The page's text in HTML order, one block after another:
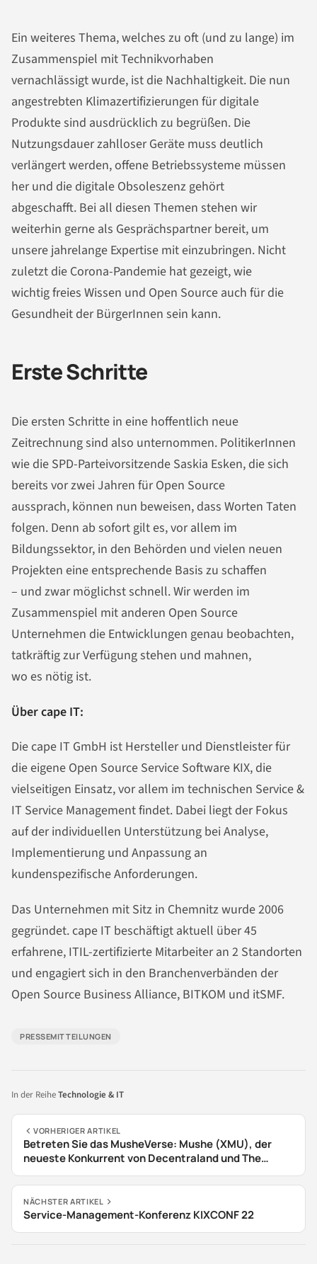
Ein weiteres Thema, welches zu oft (und zu lange) im
Zusammenspiel mit Technikvorhaben
vernachlässigt wurde, ist die Nachhaltigkeit. Die nun
angestrebten Klimazertifizierungen für digitale
Produkte sind ausdrücklich zu begrüßen. Die
Nutzungsdauer zahlloser Geräte muss deutlich
verlängert werden, offene Betriebssysteme müssen
her und die digitale Obsoleszenz gehört
abgeschafft. Bei all diesen Themen stehen wir
weiterhin gerne als Gesprächspartner bereit, um
unsere jahrelange Expertise mit einzubringen. Nicht
zuletzt die Corona-Pandemie hat gezeigt, wie
wichtig freies Wissen und Open Source auch für die
Gesundheit der BürgerInnen sein kann.
Erste Schritte
Die ersten Schritte in eine hoffentlich neue
Zeitrechnung sind also unternommen. PolitikerInnen
wie die SPD-Parteivorsitzende Saskia Esken, die sich
bereits vor zwei Jahren für Open Source
aussprach, können nun beweisen, dass Worten Taten
folgen. Denn ab sofort gilt es, vor allem im
Bildungssektor, in den Behörden und vielen neuen
Projekten eine entsprechende Basis zu schaffen
– und zwar möglichst schnell. Wir werden im
Zusammenspiel mit anderen Open Source
Unternehmen die Entwicklungen genau beobachten,
tatkräftig zur Verfügung stehen und mahnen,
wo es nötig ist.
Über cape IT:
Die cape IT GmbH ist Hersteller und Dienstleister für
die eigene Open Source Service Software KIX, die
vielseitigen Einsatz, vor allem im technischen Service &
IT Service Management findet. Dabei liegt der Fokus
auf der individuellen Unterstützung bei Analyse,
Implementierung und Anpassung an
kundenspezifische Anforderungen.
Das Unternehmen mit Sitz in Chemnitz wurde 2006
gegründet. cape IT beschäftigt aktuell über 45
erfahrene, ITIL-zertifizierte Mitarbeiter an 2 Standorten
und engagiert sich in den Branchenverbänden der
Open Source Business Alliance, BITKOM und itSMF.
PRESSEMITTEILUNGEN
In der ReiheTechnologie & IT
VORHERIGER ARTIKEL
Betreten Sie das MusheVerse: Mushe (XMU), der
neueste Konkurrent von Decentraland und The
Sandbox
NÄCHSTER ARTIKEL
Service-Management-Konferenz KIXCONF 22